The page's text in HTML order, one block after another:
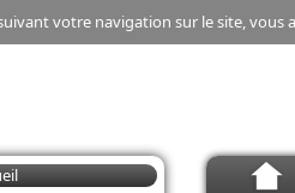
votre navigation sur le site, vous